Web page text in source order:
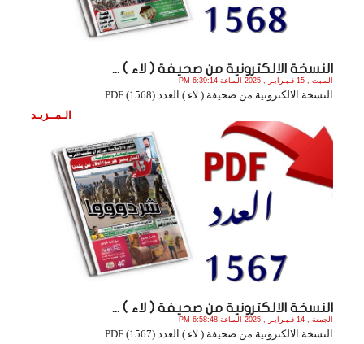
النسخة الالكترونية من صحيفة ( لاء ) ...
السبت , 15 فـبـرايـر , 2025 الساعة 6:39:14 PM
النسخة الالكترونية من صحيفة ( لاء ) العدد (1568) PDF. .
الـمــزيـد
النسخة الالكترونية من صحيفة ( لاء ) ...
الجمعة , 14 فـبـرايـر , 2025 الساعة 6:58:48 PM
النسخة الالكترونية من صحيفة ( لاء ) العدد (1567) PDF. .